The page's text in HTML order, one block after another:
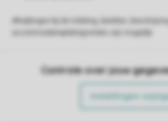
Controle over jouw
Instellingen